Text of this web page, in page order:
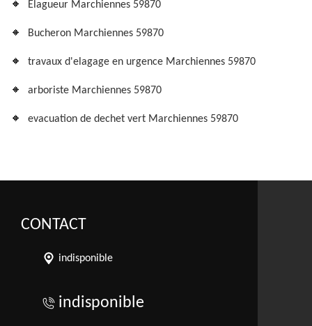
Elagueur Marchiennes 59870
Bucheron Marchiennes 59870
travaux d'elagage en urgence Marchiennes 59870
arboriste Marchiennes 59870
evacuation de dechet vert Marchiennes 59870
CONTACT
indisponible
indisponible